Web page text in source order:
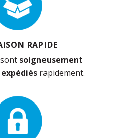
RAPIDE
soigneusement
rapidement.